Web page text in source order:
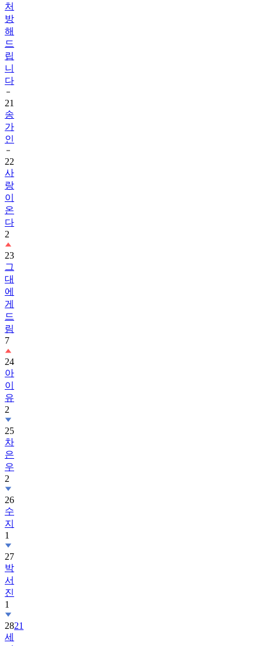
처
방
해
드
립
니
다
21
송
가
인
22
사
랑
이
온
다
2
23
그
대
에
게
드
림
7
24
아
이
유
2
25
차
은
우
2
26
수
지
1
27
박
서
진
1
2821
세